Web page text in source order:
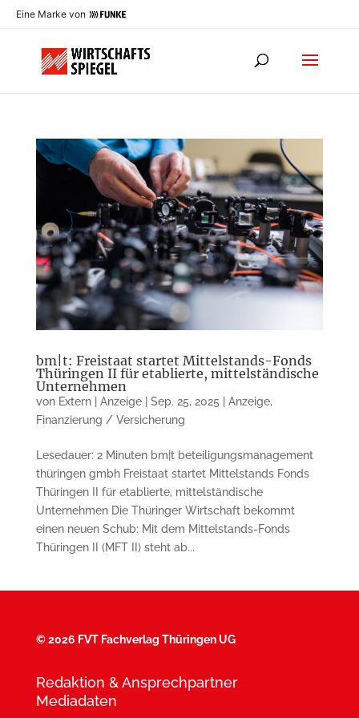
Eine Marke von
bm|t: Freistaat startet Mittelstands-Fonds
Thüringen II für etablierte, mittelständische
Unternehmen
von Extern | Anzeige| Sep. 25, 2025 Anzeige,
Finanzierung / Versicherung
Lesedauer: 2 Minuten bm|t beteiligungsmanagement
thüringen gmbh Freistaat startet Mittelstands Fonds
Thüringen II für etablierte, mittelständische
Unternehmen Die Thüringer Wirtschaft bekommt
einen neuen Schub: Mit dem Mittelstands-Fonds
Thüringen II (MFT II) steht ab...
©2026 FVT Fachverlag Thüringen UG
Redaktion & Ansprechpartner
Mediadaten